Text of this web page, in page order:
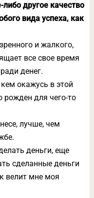
другое качество
вида успеха, как
и жалкого,
все свое время
денег.
окажусь в этой
рожден для чего-то
лучше, чем
деньги, еще
сделанные деньги
велит мне моя